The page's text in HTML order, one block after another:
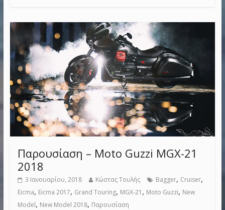
Παρουσίαση – Moto Guzzi MGX-21
2018
3 Ιανουαρίου, 2018 Κώστας Τουλής Bagger, Cruiser,
Eicma, Eicma 2017, Grand Touring, MGX-21 , Moto Guzzi, New
Model, New Model 2018, Παρουσίαση